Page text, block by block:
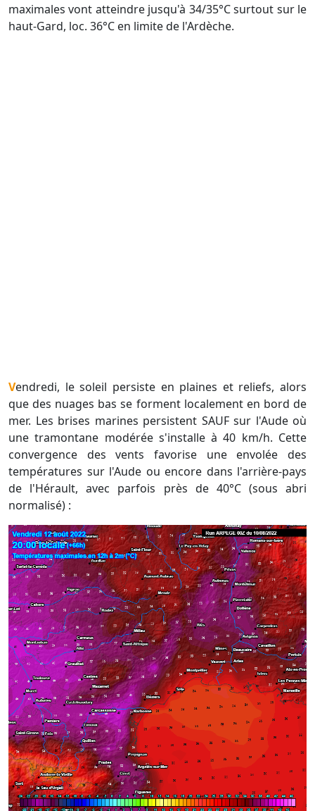
maximales vont atteindre jusqu'à 34/35°C surtout sur le
haut-Gard, loc. 36°C en limite de l'Ardèche.
Vendredi, le soleil persiste en plaines et reliefs, alors
que des nuages bas se forment localement en bord de
mer. Les brises marines persistent SAUF sur l'Aude où
une tramontane modérée s'installe à 40 km/h. Cette
convergence des vents favorise une envolée des
températures sur l'Aude ou encore dans l'arrière-pays
de l'Hérault, avec parfois près de 40°C (sous abri
normalisé) :